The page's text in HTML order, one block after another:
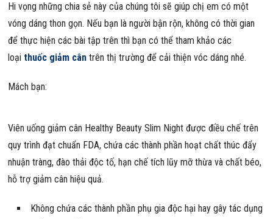
Hi vọng những chia sẻ này của chúng tôi sẽ giúp chị em có một
vóng dáng thon gọn. Nếu bạn là người bận rộn, không có thời gian
để thực hiện các bài tập trên thì bạn có thể tham khảo các
loại thuốc giảm cân trên thị trường để cải thiện vóc dáng nhé.
Mách bạn:
Viên uống giảm cân Healthy Beauty Slim Night được điều chế trên
quy trình đạt chuẩn FDA, chứa các thành phần hoạt chất thúc đẩy
nhuận tràng, đào thải độc tố, hạn chế tích lũy mỡ thừa và chất béo,
hỗ trợ giảm cân hiệu quả.
Không chứa các thành phần phụ gia độc hại hay gây tác dụng